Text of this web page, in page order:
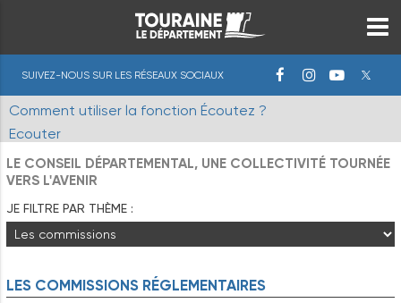
SUIVEZ-NOUS SUR LES RÉSEAUX SOCIAUX
Comment utiliser la fonction Écoutez ?
Ecouter
LE CONSEIL DÉPARTEMENTAL, UNE COLLECTIVITÉ TOURNÉE
VERS L'AVENIR
JE FILTRE PAR THÈME :
LES COMMISSIONS RÉGLEMENTAIRES